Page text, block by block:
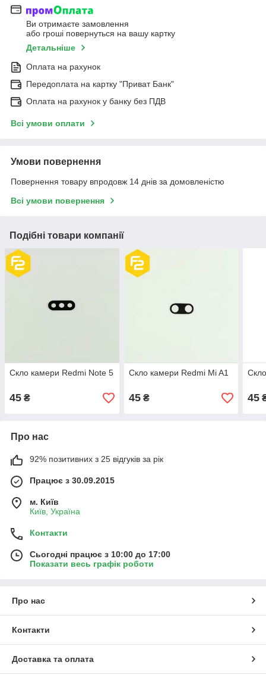
Ви отримаєте замовлення
або гроші повернуться на вашу картку
Детальніше
Оплата на рахунок
Передоплата на картку "Приват Банк"
Оплата на рахунок у банку без ПДВ
Всі умови оплати
Умови повернення
Повернення товару впродовж 14 днів за домовленістю
Всі умови повернення
Подібні товари компанії
Скло камери Redmi Note 5
45 ₴
Скло камери Redmi Mi A1
45₴ 45
Про нас
92% позитивних з 25 відгуків за рік
Працює з 30.09.2015
м. Київ
Київ, Україна
Контакти
Сьогодні працює з 10:00 до 17:00
Показати весь графік роботи
Про нас
Контакти
Доставка та оплата